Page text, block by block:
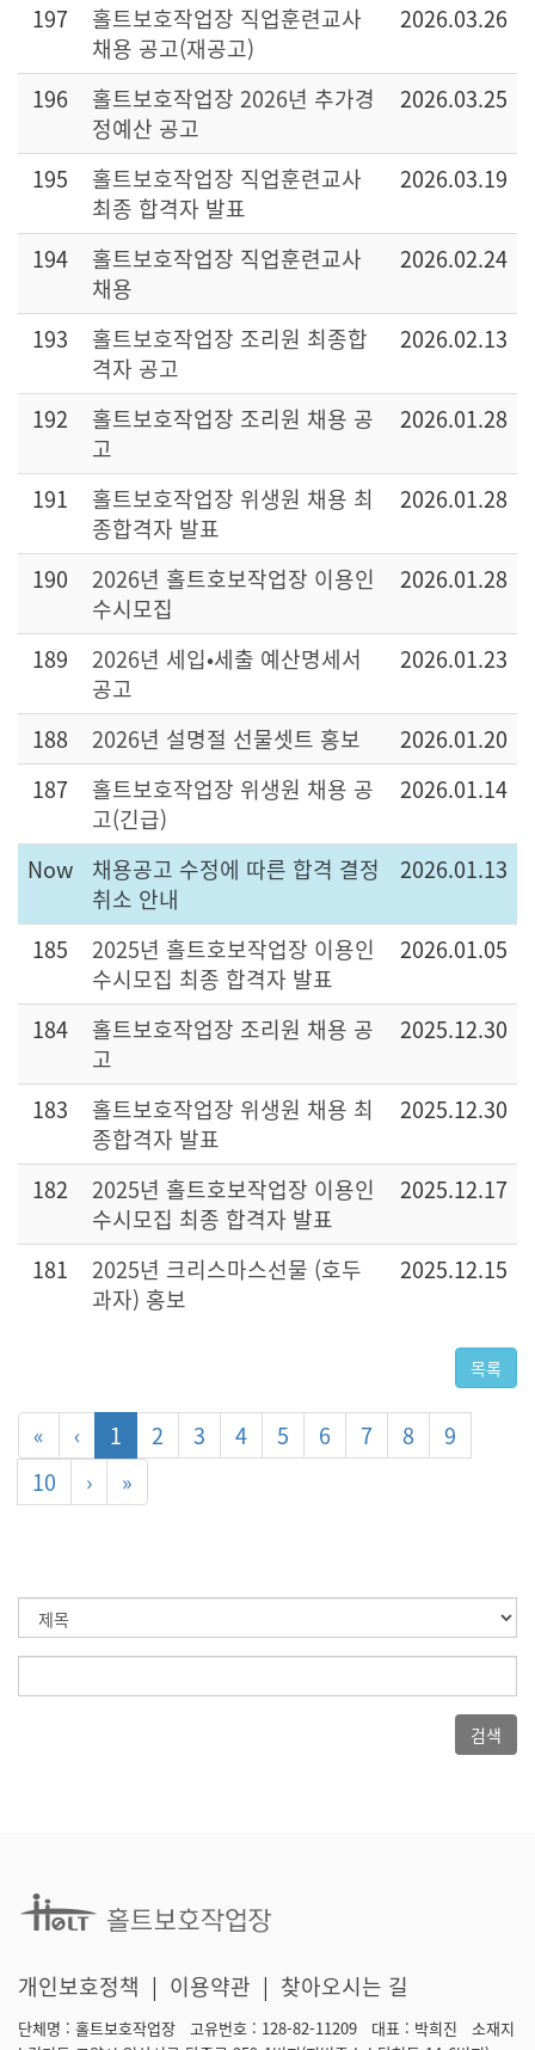
197
홀트보호작업장 직업훈련교사
채용 공고(재공고)
2026.03.26
196
홀트보호작업장 2026년 추가경
정예산 공고
2026.03.25
195
홀트보호작업장 직업훈련교사
최종 합격자 발표
2026.03.19
194
홀트보호작업장 직업훈련교사
채용
2026.02.24
193
홀트보호작업장 조리원 최종합
격자 공고
2026.02.13
192
홀트보호작업장 조리원 채용 공
고
2026.01.28
191
홀트보호작업장 위생원 채용 최
종합격자 발표
2026.01.28
190
2026년 홀트호보작업장 이용인
수시모집
2026.01.28
189
2026년 세입•세출 예산명세서
공고
2026.01.23
188 2026년 설명절 선물셋트 홍보
2026.01.20
187
홀트보호작업장 위생원 채용 공
고(긴급)
2026.01.14
Now
채용공고 수정에 따른 합격 결정
취소 안내
2026.01.13
185
2025년 홀트호보작업장 이용인
수시모집 최종 합격자 발표
2026.01.05
184
홀트보호작업장 조리원 채용 공
고
2025.12.30
183
홀트보호작업장 위생원 채용 최
종합격자 발표
2025.12.30
182
2025년 홀트호보작업장 이용인
수시모집 최종 합격자 발표
2025.12.17
181
2025년 크리스마스선물 (호두
과자) 홍보
2025.12.15
목록
« ‹ 1 2 3 4 5 6 7 8
9
10
› »
검색
개인보호정책 | 이용약관 | 찾아오시는 길
단체명 : 홀트보호작업장 고유번호 : 128-82-11209 대표 : 박희진 소재지